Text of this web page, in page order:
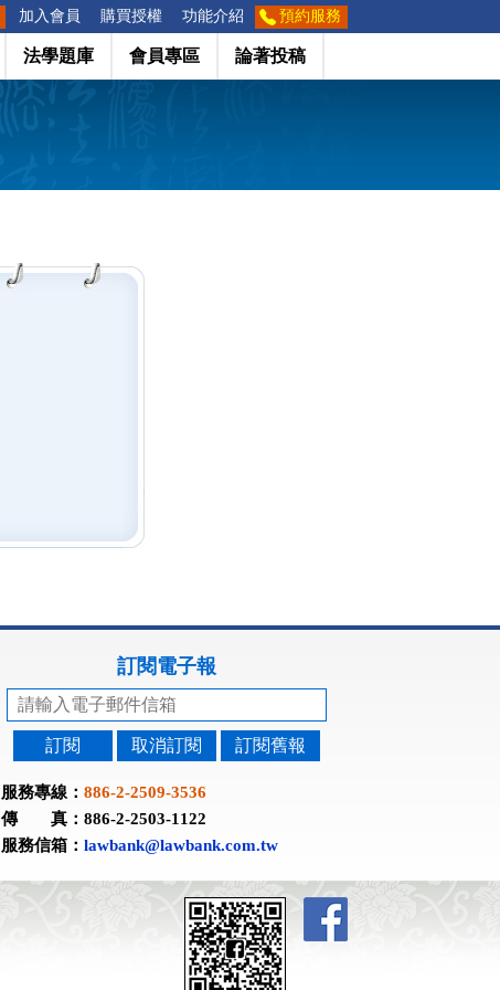
加入會員 購買授權 功能介紹 預約服務
法學題庫 會員專區 論著投稿
訂閱電子報
訂閱 取消訂閱 訂閱舊報
服務專線： 886-2-2509-3536
傳 真：886-2-2503-1122
服務信箱： lawbank@lawbank.com.tw